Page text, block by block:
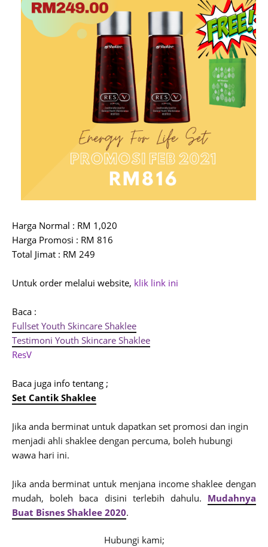
Harga Normal : RM 1,020
Harga Promosi : RM 816
Total Jimat : RM 249
Untuk order melalui website, klik link ini
Baca :
Fullset Youth Skincare Shaklee
Testimoni Youth Skincare Shaklee
ResV
Baca juga info tentang ;
Set Cantik Shaklee
Jika anda berminat untuk dapatkan set promosi dan ingin
menjadi ahli shaklee dengan percuma, boleh hubungi
wawa hari ini.
Jika anda berminat untuk menjana income shaklee dengan
mudah, boleh baca disini terlebih dahulu. Mudahnya
Buat Bisnes Shaklee 2020.
Hubungi kami;